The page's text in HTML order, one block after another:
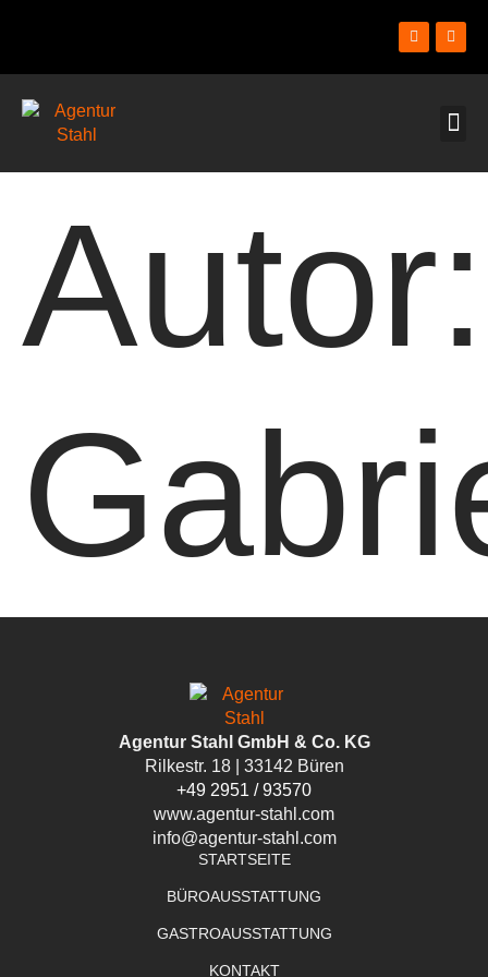
Autor:
Agentur Stahl GmbH & Co. KG
Rilkestr. 18 | 33142 Büren
+49 2951 / 93570
www.agentur-stahl.com
info@agentur-stahl.com
STARTSEITE
BÜROAUSSTATTUNG
GASTROAUSSTATTUNG
KONTAKT